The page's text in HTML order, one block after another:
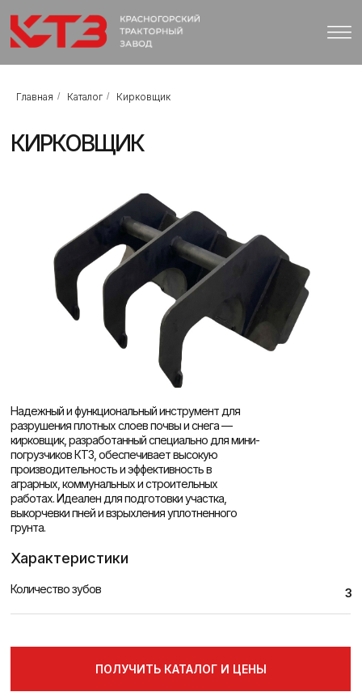
Главная / Каталог / Кирковщик
КИРКОВЩИК
Надежный и функциональный инструмент для
разрушения плотных слоев почвы и снега —
кирковщик, разработанный специально для мини-
погрузчиков КТЗ, обеспечивает высокую
производительность и эффективность в
аграрных, коммунальных и строительных
работах. Идеален для подготовки участка,
выкорчевки пней и взрыхления уплотненного
грунта.
Количество зубов 3
Характеристики
ПОЛУЧИТЬ КАТАЛОГ И ЦЕНЫ